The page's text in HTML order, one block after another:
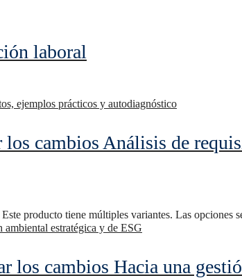
laboral
cambios Análisis de
Este producto tiene múltiples variantes. Las opciones
los cambios Hacia una